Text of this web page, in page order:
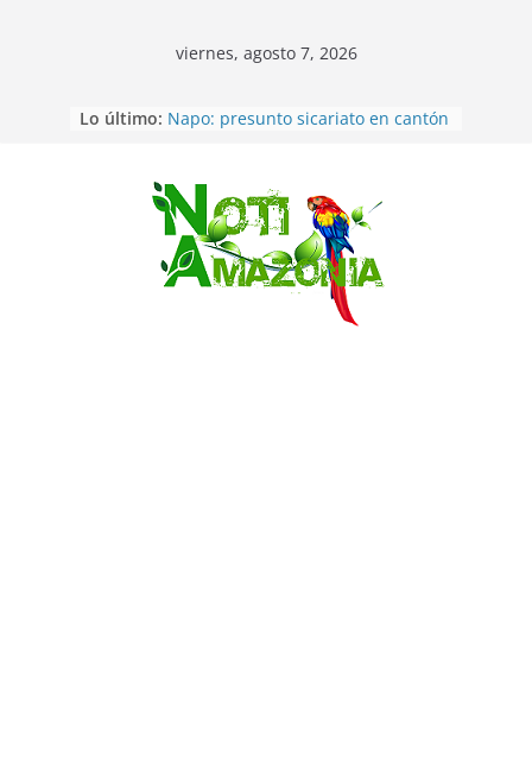
Saltar
viernes, agosto 7, 2026
Lo último: Napo: presunto sicariato en cantón
desaparecidos fueron encontrados
muertos en Puerto lopez
Sentencian a 34 años de prisión a
implicados en caso de Alison,
oriunda de Tena
Vozinha, el arquero sensación de
cabo Verde, ya llegó para